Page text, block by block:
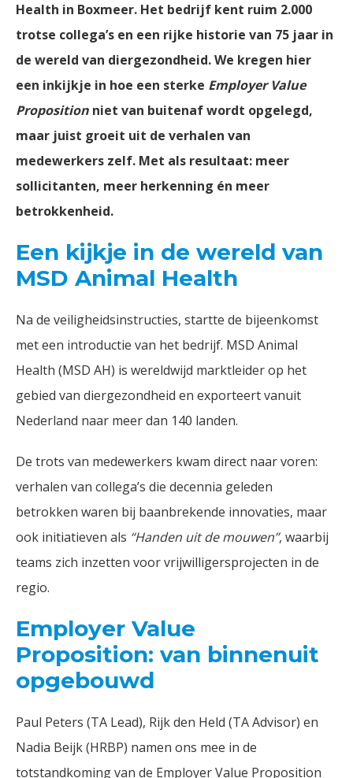
Health in Boxmeer. Het bedrijf kent ruim 2.000
trotse collega’s en een rijke historie van 75 jaar in
de wereld van diergezondheid. We kregen hier
een inkijkje in hoe een sterke Employer Value
Proposition niet van buitenaf wordt opgelegd,
maar juist groeit uit de verhalen van
medewerkers zelf. Met als resultaat: meer
sollicitanten, meer herkenning én meer
betrokkenheid.
Een kijkje in de wereld van
MSD Animal Health
Na de veiligheidsinstructies, startte de bijeenkomst
met een introductie van het bedrijf. MSD Animal
Health (MSD AH) is wereldwijd marktleider op het
gebied van diergezondheid en exporteert vanuit
Nederland naar meer dan 140 landen.
De trots van medewerkers kwam direct naar voren:
verhalen van collega’s die decennia geleden
betrokken waren bij baanbrekende innovaties, maar
ook initiatieven als “Handen uit de mouwen”, waarbij
teams zich inzetten voor vrijwilligersprojecten in de
regio.
Employer Value
Proposition: van binnenuit
opgebouwd
Paul Peters (TA Lead), Rijk den Held (TA Advisor) en
Nadia Beijk (HRBP) namen ons mee in de
totstandkoming van de Employer Value Proposition